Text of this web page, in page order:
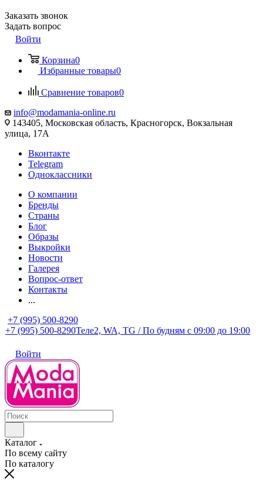
Заказать звонок
Задать вопрос
Войти
Корзина0
Избранные товары0
Сравнение товаров0
info@modamania-online.ru
143405, Московская область, Красногорск, Вокзальная
улица, 17А
Вконтакте
Telegram
Одноклассники
О компании
Бренды
Страны
Блог
Образы
Выкройки
Новости
Галерея
Вопрос-ответ
Контакты
...
+7 (995) 500-8290
+7 (995) 500-8290Теле2, WA, TG / По будням c 09:00 до 19:00
Войти
Каталог
По всему сайту
По каталогу